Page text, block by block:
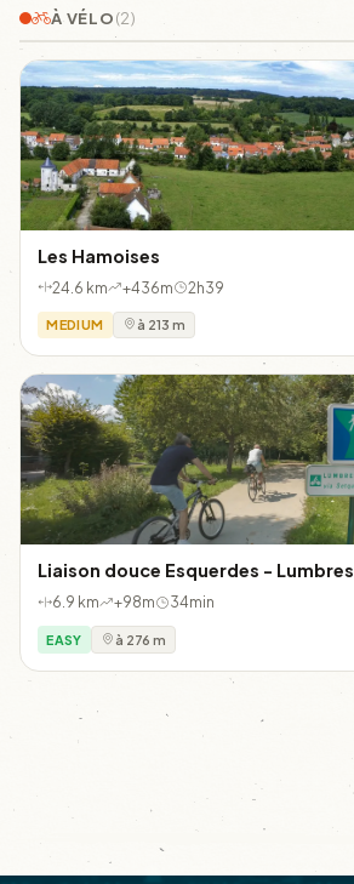
À VÉLO(2)
Les Hamoises
24.6 km +436m 2h39
MEDIUM à 213 m
Liaison douce Esquerdes - Lumbres
6.9 km +98m 34min
EASY à 276 m